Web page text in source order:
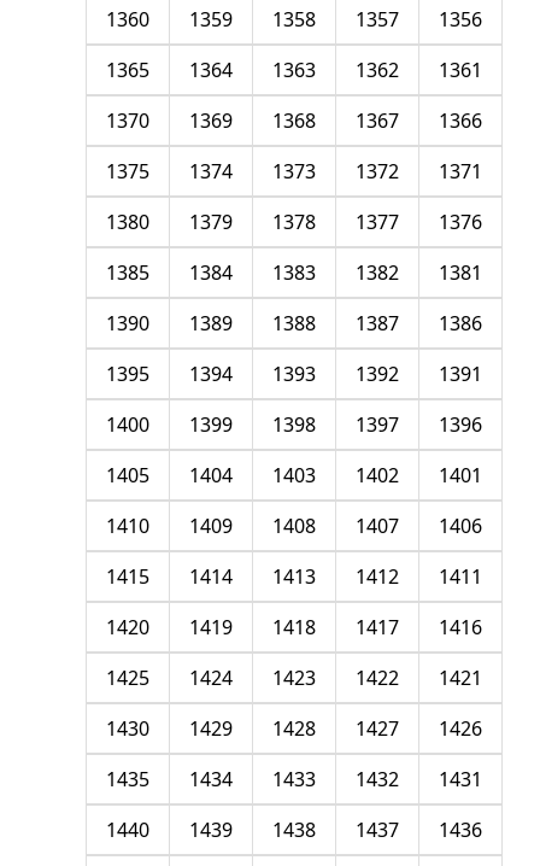
1356
1357
1358
1359
1360
1361
1362
1363
1364
1365
1366
1367
1368
1369
1370
1371
1372
1373
1374
1375
1376
1377
1378
1379
1380
1381
1382
1383
1384
1385
1386
1387
1388
1389
1390
1391
1392
1393
1394
1395
1396
1397
1398
1399
1400
1401
1402
1403
1404
1405
1406
1407
1408
1409
1410
1411
1412
1413
1414
1415
1416
1417
1418
1419
1420
1421
1422
1423
1424
1425
1426
1427
1428
1429
1430
1431
1432
1433
1434
1435
1436
1437
1438
1439
1440